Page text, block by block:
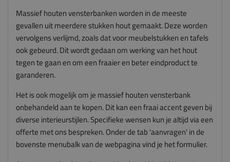
Massief houten vensterbanken worden in de meeste
gevallen uit meerdere stukken hout gemaakt. Deze worden
vervolgens verlijmd, zoals dat voor meubelstukken en tafels
ook gebeurd. Dit wordt gedaan om werking van het hout
tegen te gaan en om een fraaier en beter eindproduct te
garanderen.
Het is ook mogelijk om je massief houten vensterbank
onbehandeld aan te kopen. Dit kan een fraai accent geven bij
diverse interieurstijlen. Specifieke wensen kun je altijd via een
offerte met ons bespreken. Onder de tab 'aanvragen' in de
bovenste menubalk van de webpagina vind je het formulier.